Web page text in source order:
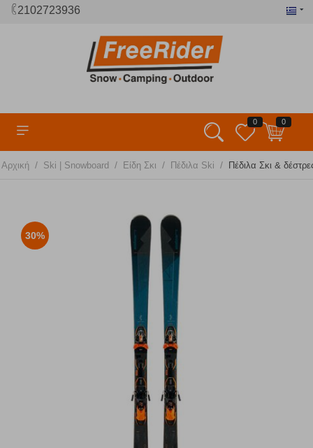
2102723936
0 0
Αρχική / Ski | Snowboard / Είδη Σκι / Πέδιλα Ski / Πέδιλα Σκι &
30%